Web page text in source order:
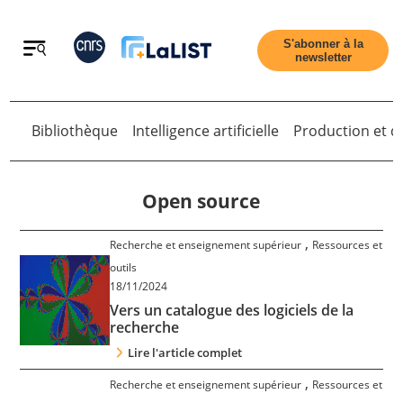
Retour
Accueil
Tous les articles
Qui sommes nous ?
S'abonner à la
newsletter
Bibliothèque Intelligence artificielle Production et
Open source
Recherche et enseignement supérieur , Ressources et
outils
18/11/2024
Vers un catalogue des logiciels de la
recherche
Lire l'article complet
Recherche et enseignement supérieur , Ressources et